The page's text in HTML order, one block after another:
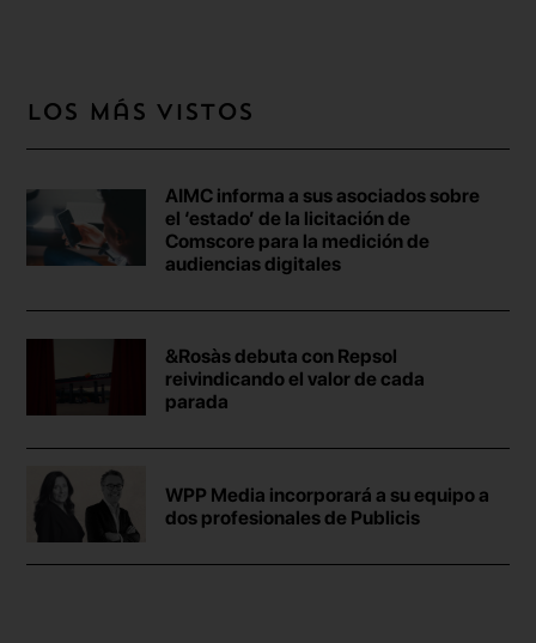
Los más vistos
AIMC informa a sus asociados sobre
el ‘estado’ de la licitación de
Comscore para la medición de
audiencias digitales
&Rosàs debuta con Repsol
reivindicando el valor de cada
parada
WPP Media incorporará a su equipo a
dos profesionales de Publicis